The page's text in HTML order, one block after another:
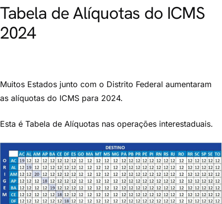
Tabela de Alíquotas do ICMS
2024
Muitos Estados junto com o Distrito Federal aumentaram
as alíquotas do ICMS para 2024.
Esta é Tabela de Alíquotas nas operações interestaduais.